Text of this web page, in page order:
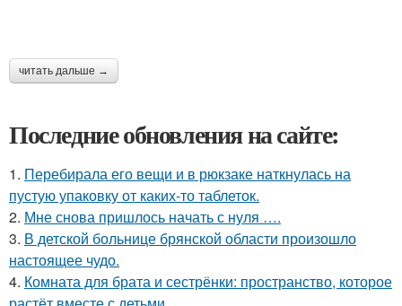
читать дальше →
Последние обновления на сайте:
1. Перебирала его вещи и в рюкзаке наткнулась на
пустую упаковку от каких-то таблеток.
2. Мне снова пришлось начать с нуля ….
3. В детской больнице брянской области произошло
настоящее чудо.
4. Комната для брата и сестрёнки: пространство, которое